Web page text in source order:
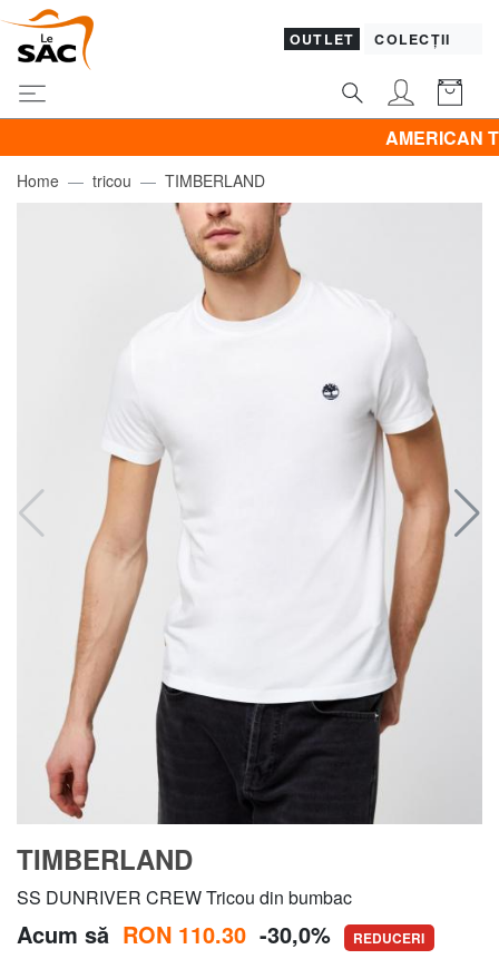
OUTLET COLECȚII
AMERICAN
Home tricou TIMBERLAND
TIMBERLAND
SS DUNRIVER CREW Tricou din bumbac
Acum să RON 110.30 -30,0% REDUCERI